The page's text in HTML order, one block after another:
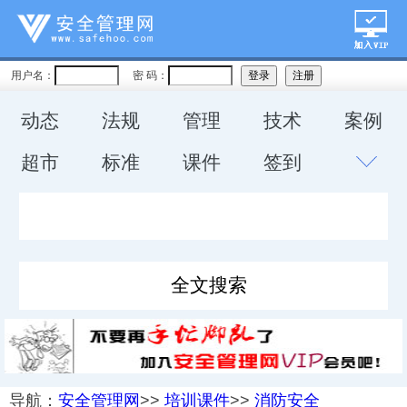
用户名： 密 码：
动态 法规 管理 技术
案例
超市
标准 课件 签到
导航： 安全管理网 >> 培训课件>> 消防安全